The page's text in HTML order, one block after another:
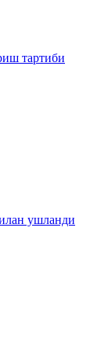
тартиби
ушланди